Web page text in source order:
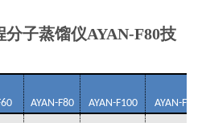
子蒸馏仪AYAN-F80技
AYAN-F80 AYAN-F100 AYAN-F150